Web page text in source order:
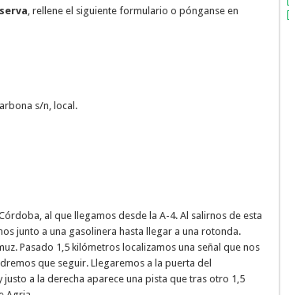
, rellene el siguiente formulario o pónganse en
s/n, local.
al que llegamos desde la A-4. Al salirnos de esta
junto a una gasolinera hasta llegar a una rotonda.
Pasado 1,5 kilómetros localizamos una señal que nos
que seguir. Llegaremos a la puerta del
a la derecha aparece una pista que tras otro 1,5